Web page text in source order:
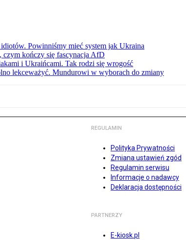
Powinniśmy mieć system jak Ukraina
czym kończy się fascynacja AfD
i Ukraińcami. Tak rodzi się wrogość
lekceważyć. Mundurowi w wyborach do zmiany
REGULAMIN
Polityka Prywatności
Zmiana ustawień zgód
Regulamin serwisu
Informacje o nadawcy
Deklaracja dostępności
PARTNERZY
E-kiosk.pl